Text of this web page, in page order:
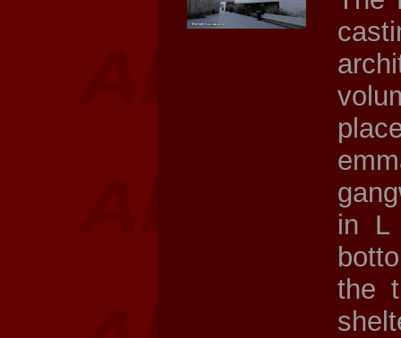
in L
the